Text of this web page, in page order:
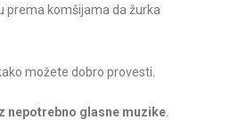
prema komšijama da žurka
možete dobro provesti.
nepotrebno glasne muzike